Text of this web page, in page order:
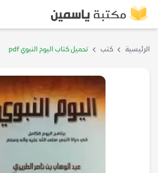
الرئيسية كتب تحميل كتاب اليوم النبوي pdf